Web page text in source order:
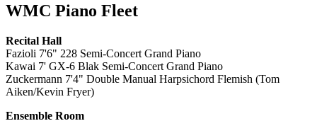
WMC Piano Fleet
Recital Hall
Fazioli 7'6" 228 Semi-Concert Grand Piano
Kawai 7' GX-6 Blak Semi-Concert Grand Piano
Zuckermann 7'4" Double Manual Harpsichord Flemish (Tom
Aiken/Kevin Fryer)
Ensemble Room